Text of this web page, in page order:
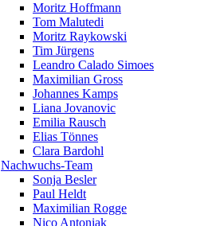
Moritz Hoffmann
Tom Malutedi
Moritz Raykowski
Tim Jürgens
Leandro Calado Simoes
Maximilian Gross
Johannes Kamps
Liana Jovanovic
Emilia Rausch
Elias Tönnes
Clara Bardohl
Nachwuchs-Team
Sonja Besler
Paul Heldt
Maximilian Rogge
Nico Antoniak